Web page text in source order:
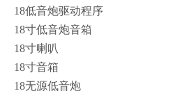
18低音炮驱动程序
18寸低音炮音箱
18寸喇叭
18寸音箱
18无源低音炮